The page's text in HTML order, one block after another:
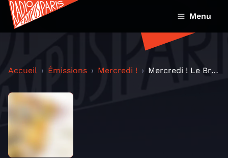
Menu
Accueil Émissions Mercredi ! Mercredi ! Le Brésil